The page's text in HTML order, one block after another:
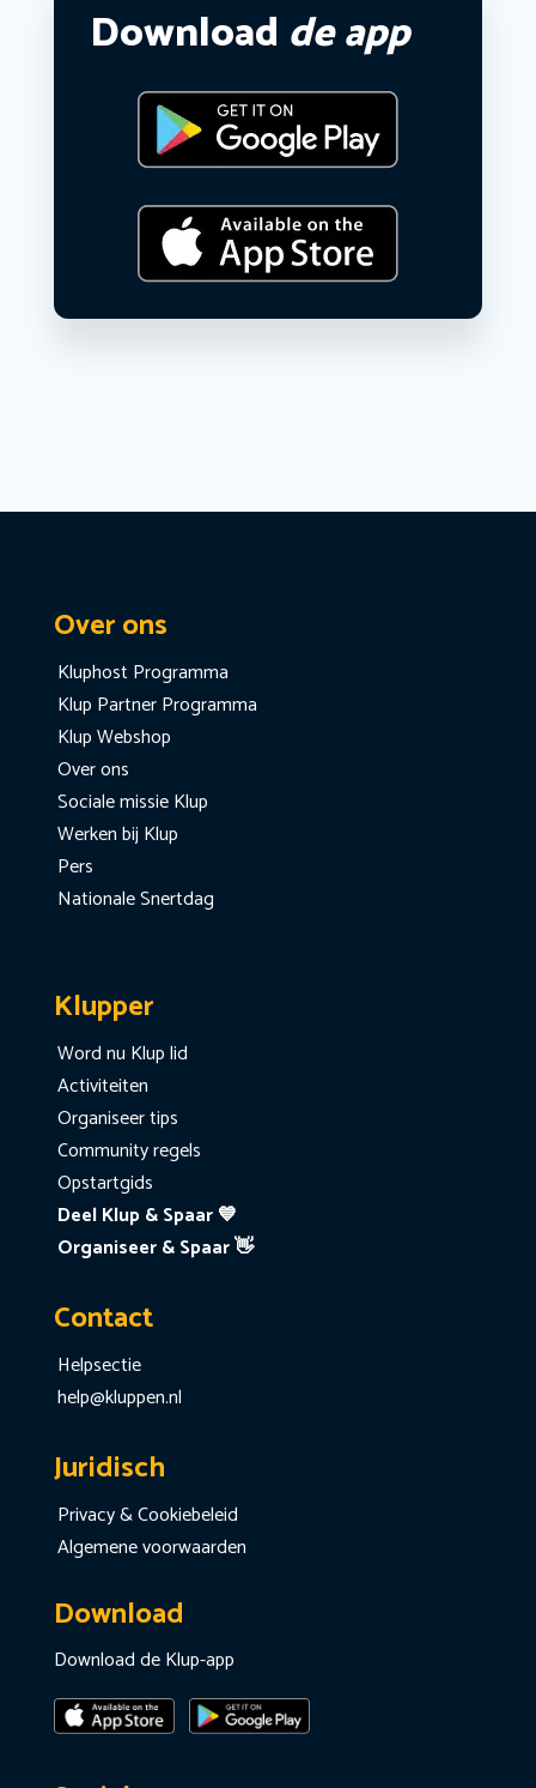
Download de app
Over ons
Kluphost Programma
Klup Partner Programma
Klup Webshop
Over ons
Sociale missie Klup
Werken bij Klup
Pers
Nationale Snertdag
Klupper
Word nu Klup lid
Activiteiten
Organiseer tips
Community regels
Opstartgids
Deel Klup & Spaar 💙
Organiseer & Spaar 👋
Contact
Helpsectie
help@kluppen.nl
Juridisch
Privacy & Cookiebeleid
Algemene voorwaarden
Download
Download de Klup-app